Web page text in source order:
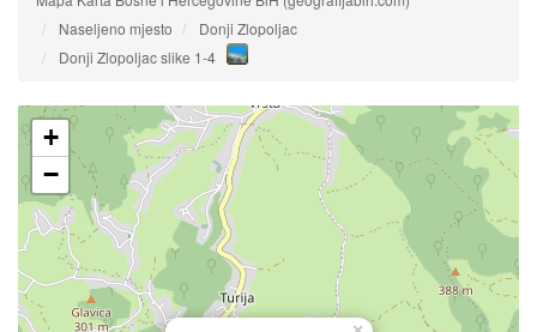
Naseljeno mjesto
Donji Zlopoljac
Donji Zlopoljac slike 1-4
+
−